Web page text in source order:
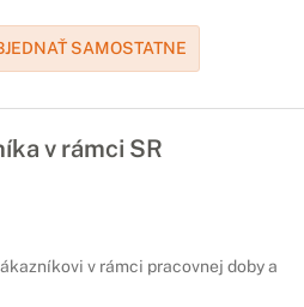
SAMOSTATNE
v rámci SR
v rámci pracovnej doby a